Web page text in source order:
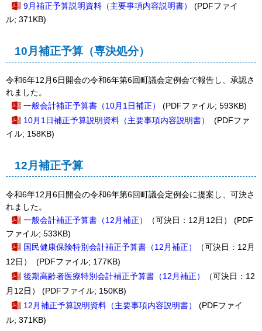
9月補正予算説明資料（主要事項内容説明書）
(PDFファイ
ル; 371KB)
10月補正予算（専決処分）
令和6年12月6日開会の令和6年第6回町議会定例会で報告し、承認さ
れました。
一般会計補正予算書（10月1日補正）
(PDFファイル; 593KB)
10月1日補正予算説明資料（主要事項内容説明書）
(PDFファ
イル; 158KB)
12月補正予算
令和6年12月6日開会の令和6年第6回町議会定例会に提案し、可決さ
れました。
一般会計補正予算書（12月補正）
（可決日：12月12日）
(PDF
ファイル; 533KB)
国民健康保険特別会計補正予算書 （12月補正）
（可決日：12月
12日）
(PDFファイル; 177KB)
後期高齢者医療特別会計補正予算書 （12月補正）
（可決日：12
月12日）
(PDFファイル; 150KB)
12月補正予算説明資料（主要事項内容説明書）
(PDFファイ
ル; 371KB)